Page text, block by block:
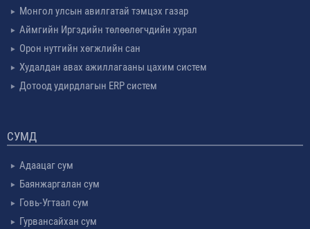
Монгол улсын авилгатай тэмцэх газар
Аймгийн Иргэдийн төлөөлөгчдийн хурал
Орон нутгийн хөгжлийн сан
Худалдан авах ажиллагааны цахим систем
Дотоод удирдлагын ERP систем
СУМД
Адаацаг сум
Баянжаргалан сум
Говь-Угтаал сум
Гурвансайхан сум